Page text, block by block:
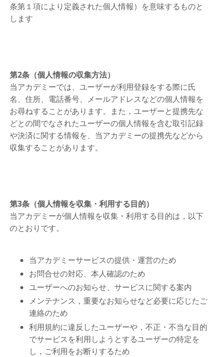
条第１項により定義された個人情報）を意味するものと
します
第2条（個人情報の収集方法）
当アカデミーでは、ユーザーが利用登録をする際に氏
名、住所、電話番号、メールアドレスなどの個人情報を
お尋ねすることがあります。また，ユーザーと提携先な
どとの間でなされたユーザーの個人情報を含む取引記録
や決済に関する情報を、当アカデミーの提携先などから
収集することがあります。
第3条（個人情報を収集・利用する目的）
当アカデミーが個人情報を収集・利用する目的は，以下
のとおりです。
当アカデミーサービスの提供・運営のため
お問合せの対応、本人確認のため
ユーザーへのお知らせ、サービスに関する案内
メンテナンス，重要なお知らせなど必要に応じたご
連絡のため
利用規約に違反したユーザーや，不正・不当な目的
でサービスを利用しようとするユーザーの特定を
し，ご利用をお断りするため